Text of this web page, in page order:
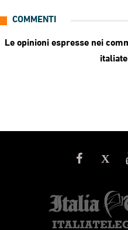
COMMENTI
Le opinioni espresse nei